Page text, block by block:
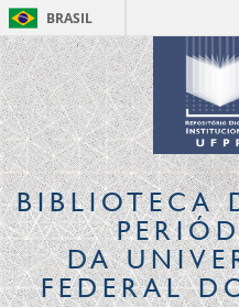
BRASIL
BIBLIOTECA
DA
FEDERAL